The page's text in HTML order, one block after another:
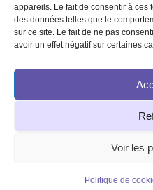
appareils. Le fait de consentir à ces
des données telles que le
sur ce site. Le fait de ne pas
avoir un effet négatif sur certaines
Voir les
Politique de
ARCHIVES
ACTIVITÉS PASSÉES
© 2003-2025
51 rue de l'Aqueduc